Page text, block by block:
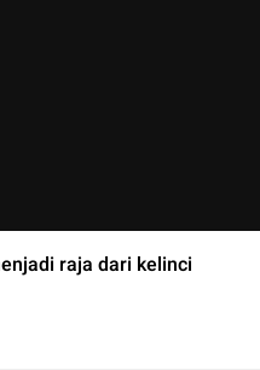
raja dari kelinci